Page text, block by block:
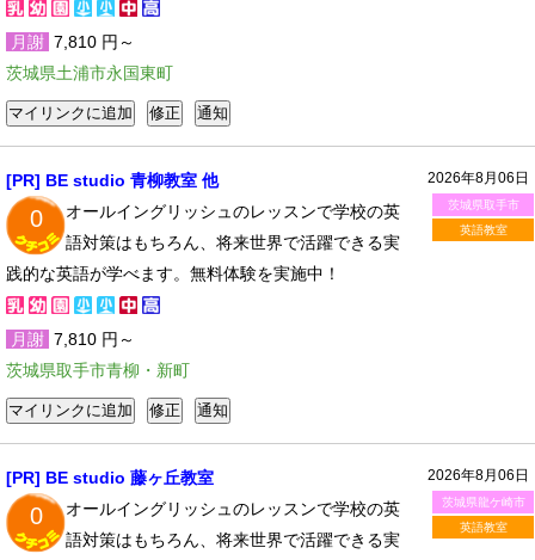
月謝 7,810 円～
茨城県土浦市永国東町
2026年8月06日
茨城県取手市
英語教室
[PR] BE studio 青柳教室 他
0
オールイングリッシュのレッスンで学校の英
語対策はもちろん、将来世界で活躍できる実
践的な英語が学べます。無料体験を実施中！
月謝 7,810 円～
茨城県取手市青柳・新町
2026年8月06日
茨城県龍ケ崎市
英語教室
[PR] BE studio 藤ヶ丘教室
0
オールイングリッシュのレッスンで学校の英
語対策はもちろん、将来世界で活躍できる実